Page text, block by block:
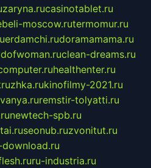
zaryna.rucasinotablet.ru
moscow.rutermomur.ru
erdamchi.rudoramamama.ru
clean-dreams.ru
healthenter.ru
kinofilmy-2021.ru
remstir-tolyatti.ru
newtech-spb.ru
seonub.ruzvonitut.ru
ru-industria.ru